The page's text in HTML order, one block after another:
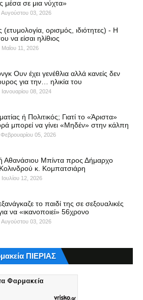
μέσα σε μια νύχτα»
Αυγούστου 03, 2026
(ετυμολογία, ορισμός, ιδιότητες) - Η
να είσαι ηλίθιος
Μαΐου 11, 2026
Ουν έχει γενέθλια αλλά κανείς δεν
για την… ηλικία του
Ιανουαρίου 08, 2024
ή Πολιτικός; Γιατί το «Άριστα»
μπορεί να γίνει «Μηδέν» στην κάλπη
05, 2026
Αθανάσιου Μπίντα προς Δήμαρχο
κ. Κομπατσιάρη
Ιουλίου 12, 2026
το παιδί της σε σεξουαλικές
να «ικανοποιεί» 56χρονο
Αυγούστου 03, 2026
ΠΙΕΡΙΑΣ